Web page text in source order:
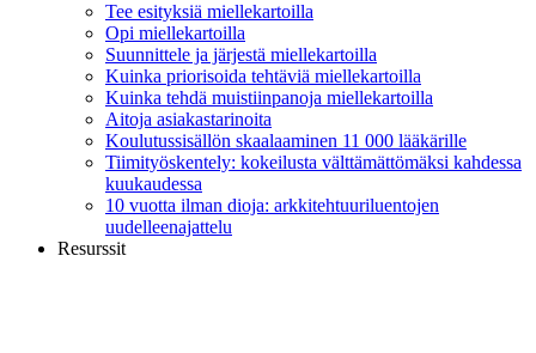
Tee esityksiä miellekartoilla
Opi miellekartoilla
Suunnittele ja järjestä miellekartoilla
Kuinka priorisoida tehtäviä miellekartoilla
Kuinka tehdä muistiinpanoja miellekartoilla
Aitoja asiakastarinoita
Koulutussisällön skaalaaminen 11 000 lääkärille
Tiimityöskentely: kokeilusta välttämättömäksi kahdessa
kuukaudessa
10 vuotta ilman dioja: arkkitehtuuriluentojen
uudelleenajattelu
Resurssit